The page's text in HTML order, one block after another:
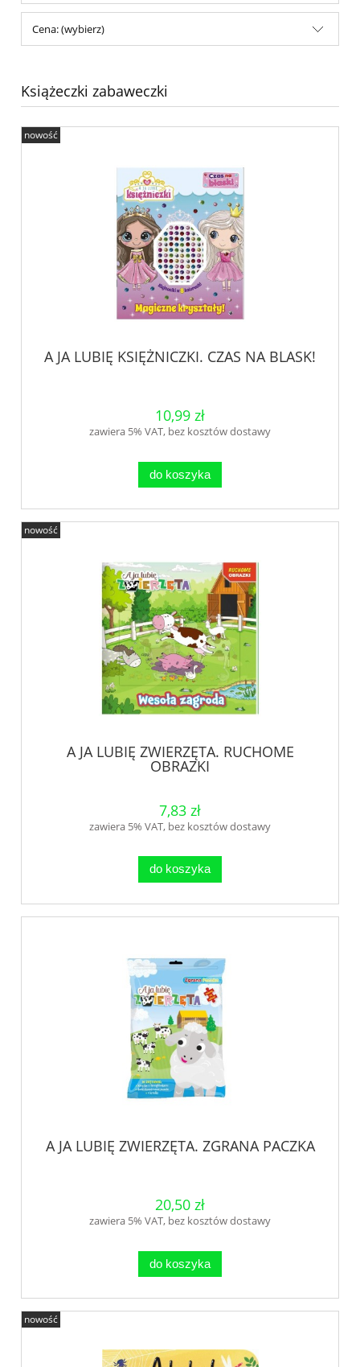
Cena: (wybierz)
Książeczki zabaweczki
A JA LUBIĘ KSIĘŻNICZKI. CZAS NA BLASK!
10,99 zł
zawiera 5% VAT, bez kosztów dostawy
do koszyka
nowość
A JA LUBIĘ ZWIERZĘTA. RUCHOME
OBRAZKI
7,83 zł
zawiera 5% VAT, bez kosztów dostawy
do koszyka
nowość
A JA LUBIĘ ZWIERZĘTA. ZGRANA PACZKA
20,50 zł
zawiera 5% VAT, bez kosztów dostawy
do koszyka
nowość